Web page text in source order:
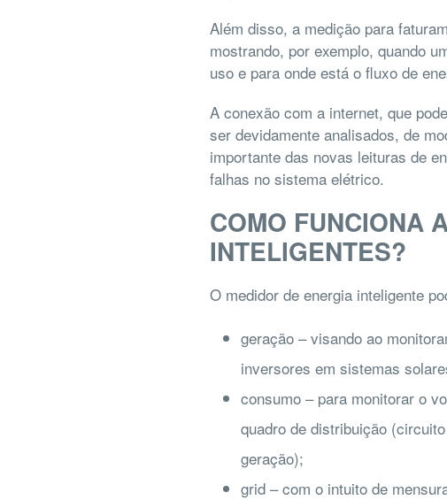
Além disso, a medição para
mostrando, por exemplo, quando
uso e para onde está o fluxo de
A conexão com a internet, que
ser devidamente analisados, de
importante das novas leituras de
falhas no sistema elétrico.
COMO FUNCIONA
INTELIGENTES?
O medidor de energia inteligente
geração – visando ao
inversores em sistemas
consumo – para monitorar o
quadro de distribuição
geração);
grid – com o intuito de